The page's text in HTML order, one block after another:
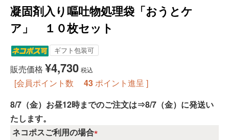
凝固剤入り嘔吐物処理袋「おうとケ
ア」 １０枚セット
ギフト包装可
販売価格 ¥4,730 税込
[会員ポイント数 43ポイント進呈 ]
8/7（金）お昼12時までのご注文は⇒8/7（金）に発送い
たします。
ネコポスご利用の場合